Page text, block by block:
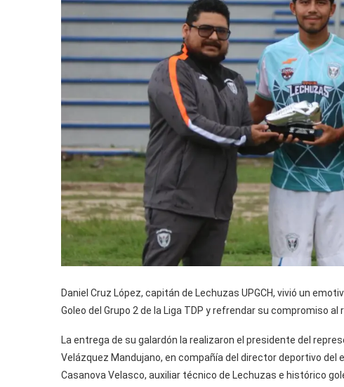
Daniel Cruz López, capitán de Lechuzas UPGCH, vivió un
Goleo del Grupo 2 de la Liga TDP y refrendar su compromiso
La entrega de su galardón la realizaron el presidente del
Velázquez Mandujano, en compañía del director deportivo del
Casanova Velasco, auxiliar técnico de Lechuzas e histórico